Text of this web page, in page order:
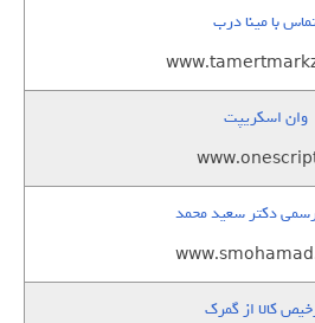
با مینا درب
وان اسکریپت
رسمی دکتر سعید محمد
کالا از گمرک